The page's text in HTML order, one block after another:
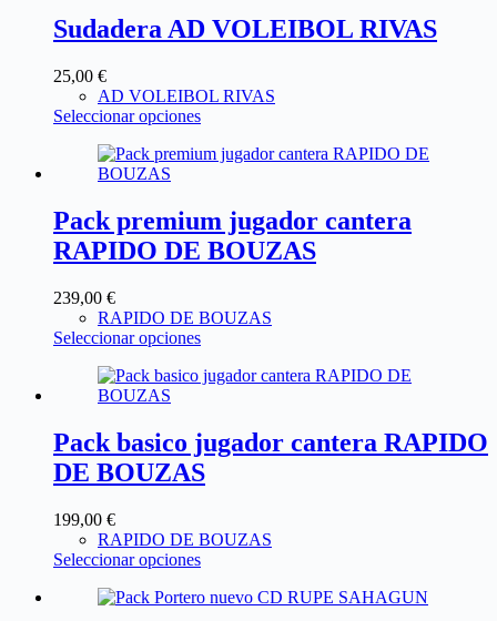
Sudadera AD VOLEIBOL RIVAS
25,00 €
AD VOLEIBOL RIVAS
Seleccionar opciones
Pack premium jugador cantera
RAPIDO DE BOUZAS
239,00 €
RAPIDO DE BOUZAS
Seleccionar opciones
Pack basico jugador cantera RAPIDO
DE BOUZAS
199,00 €
RAPIDO DE BOUZAS
Seleccionar opciones